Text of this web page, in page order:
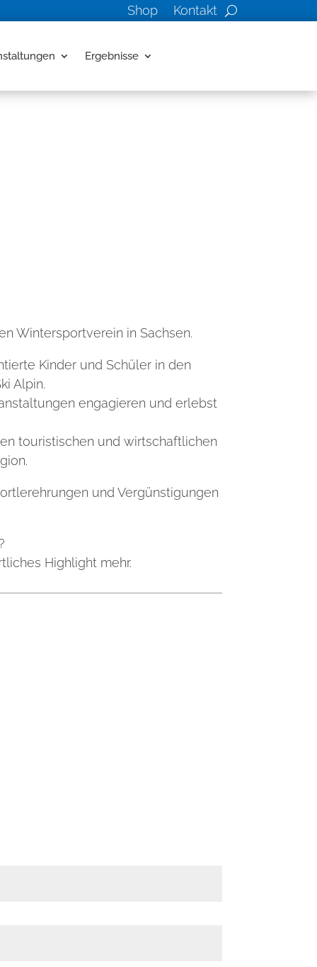
Shop Kontakt
Ergebnisse
Wintersportverein in Sachsen.
Kinder und Schüler in den
Alpin.
engagieren und erlebst
touristischen und wirtschaftlichen
und Vergünstigungen
Highlight mehr.